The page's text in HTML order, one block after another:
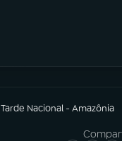
Tarde Nacional - Amazônia